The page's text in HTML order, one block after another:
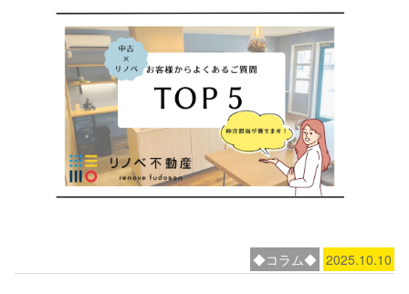
◆コラム◆ 2025.10.10